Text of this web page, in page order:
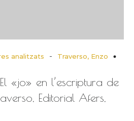
analitzats -
Traverso, Enzo
«jo» en l’escriptura de
Editorial Afers,